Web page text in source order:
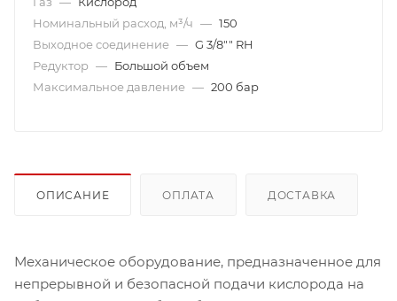
Номинальный расход, м³/ч — 150
Выходное соединение — G 3/8"" RH
Редуктор — Большой объем
Максимальное давление — 200 бар
ОПИСАНИЕ ОПЛАТА ДОСТАВКА
Механическое оборудование, предназначенное для
непрерывной и безопасной подачи кислорода на